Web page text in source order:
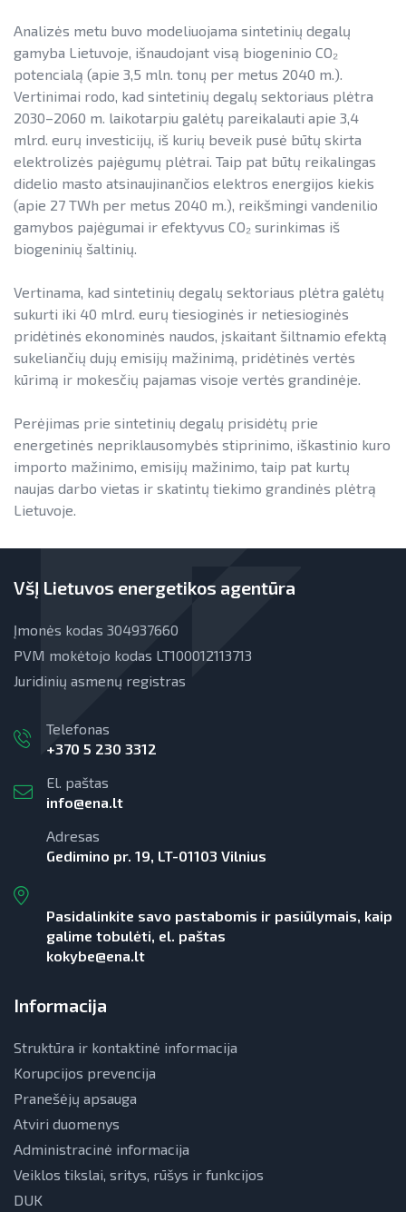
NEKS veiksmų plano įgyvendinimo
stebėsena
Energetika išsamiai
Elektros energetikos sektorius
Gamtinių dujų sektorius
Degalų ir naftos sektorius
Kelių transporto sektorius
Šilumos energijos ir biokuro sektorius
Informacija apie paslaugų teikimą
LIFE IP EnerLIT
ENSMOV Plus
PA Energy
CompositeCircle
LEAPto11
StreamSAVEplus
»Projektų archyvas«
EVE didinimo veiksmų planas
ataskaitos
Energijos tiekėjų ir įmonių sutaupymo
susitarimų įgyvendinimas
Energijos vartojimo auditas
EVE skatinimo ir viešinimo darbai
EVE vertinimo įrankiai
Viešuosius interesus atitinkančių
Viešųjų pastatų atnaujinimas
LEIDINIAI
TEISINĖ APLINKA
Analizės metu buvo modeliuojama sintetinių degalų
gamyba Lietuvoje, išnaudojant visą biogeninio CO₂
potencialą (apie 3,5 mln. tonų per metus 2040 m.).
Vertinimai rodo, kad sintetinių degalų sektoriaus plėtra
2030–2060 m. laikotarpiu galėtų pareikalauti apie 3,4
mlrd. eurų investicijų, iš kurių beveik pusė būtų skirta
elektrolizės pajėgumų plėtrai. Taip pat būtų reikalingas
didelio masto atsinaujinančios elektros energijos kiekis
(apie 27 TWh per metus 2040 m.), reikšmingi vandenilio
gamybos pajėgumai ir efektyvus CO₂ surinkimas iš
biogeninių šaltinių.
Vertinama, kad sintetinių degalų sektoriaus plėtra galėtų
sukurti iki 40 mlrd. eurų tiesioginės ir netiesioginės
pridėtinės ekonominės naudos, įskaitant šiltnamio efektą
sukeliančių dujų emisijų mažinimą, pridėtinės vertės
kūrimą ir mokesčių pajamas visoje vertės grandinėje.
Perėjimas prie sintetinių degalų prisidėtų prie
energetinės nepriklausomybės stiprinimo, iškastinio kuro
importo mažinimo, emisijų mažinimo, taip pat kurtų
naujas darbo vietas ir skatintų tiekimo grandinės plėtrą
Lietuvoje.
VšĮ Lietuvos energetikos agentūra
Įmonės kodas 304937660
PVM mokėtojo kodas LT100012113713
Juridinių asmenų registras
Telefonas
+370 5 230 3312
El. paštas
info@ena.lt
Adresas
Gedimino pr. 19, LT-01103 Vilnius
Pasidalinkite savo pastabomis ir pasiūlymais, kaip
galime tobulėti, el. paštas
kokybe@ena.lt
Informacija
Struktūra ir kontaktinė informacija
Korupcijos prevencija
Pranešėjų apsauga
Atviri duomenys
Administracinė informacija
Veiklos tikslai, sritys, rūšys ir funkcijos
DUK